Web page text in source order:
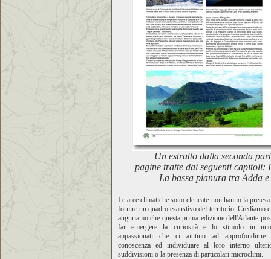
Un estratto dalla seconda
pagine tratte dai seguenti capitoli:
La bassa pianura tra Adda
Le aree climatiche sotto elencate non hanno la
fornire un quadro esaustivo del territorio. Crediamo
auguriamo che questa prima edizione dell'Atlante
far emergere la curiosità e lo stimolo in
appassionati che ci aiutino ad approfondirne
conoscenza ed individuare al loro interno
suddivisioni o la presenza di particolari microclimi.